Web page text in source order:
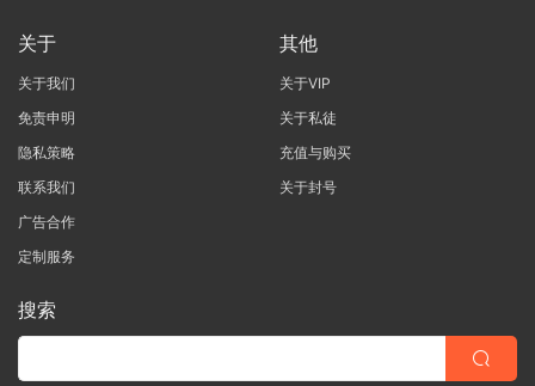
关于
关于我们
免责申明
隐私策略
联系我们
广告合作
定制服务
其他
关于VIP
关于私徒
充值与购买
关于封号
搜索